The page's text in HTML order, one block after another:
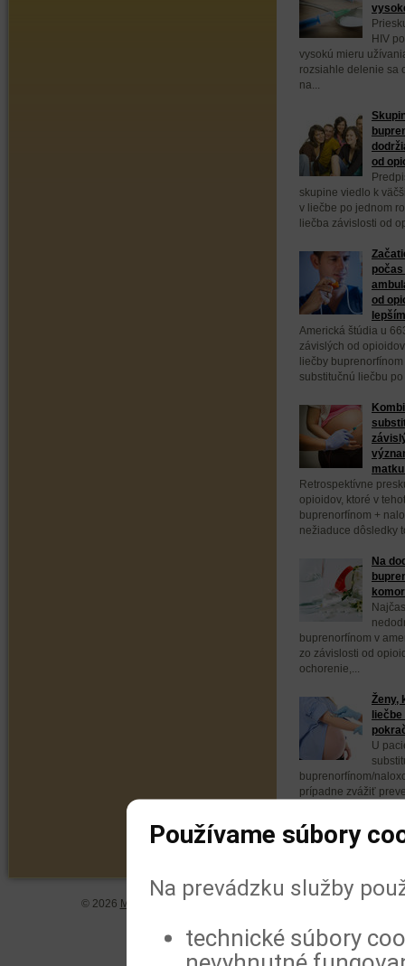
HIV
vysokú mieru
rozsiahle delenie sa
na...
od
skupine viedlo k
v liečbe po jednom
liečba závislosti od
od
Americká štúdia u
závislých od
liečby
substitučnú liečbu
Retrospektívne
opioidov, ktoré v
buprenorfínom +
nežiaduce dôsledky
Na
buprenorfínom v
zo závislosti od
ochorenie,...
Ženy,
liečbe
U
buprenorfínom/
prípadne zvážiť
© 2026 MeDitorial | ISSN 1804-0802 | Zásady
Používame súbory
Na prevádzku služby
technické súbory